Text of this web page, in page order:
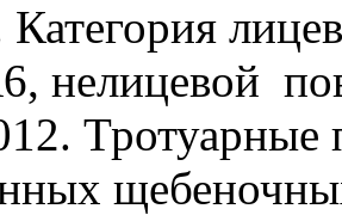
нелицевой